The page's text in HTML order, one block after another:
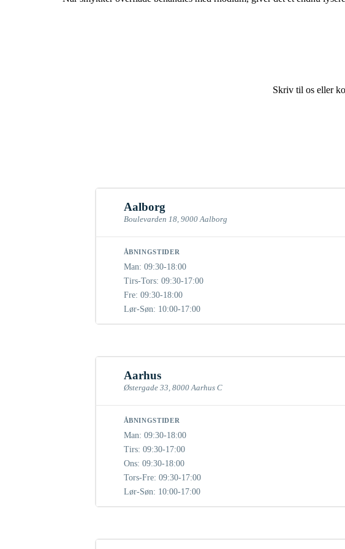
Skriv til os eller
Aalborg
Boulevarden 18, 9000 Aalborg
ÅBNINGSTIDER
Man: 09:30-18:00
Tirs-Tors: 09:30-17:00
Fre: 09:30-18:00
Lør-Søn: 10:00-17:00
Aarhus
Østergade 33, 8000 Aarhus C
ÅBNINGSTIDER
Man: 09:30-18:00
Tirs: 09:30-17:00
Ons: 09:30-18:00
Tors-Fre: 09:30-17:00
Lør-Søn: 10:00-17:00